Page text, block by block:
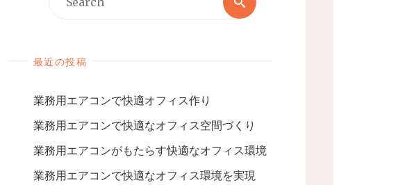
最近の投稿
業務用エアコンで快適オフィス作り
業務用エアコンで快適なオフィス空間づくり
業務用エアコンがもたらす快適なオフィス環境
業務用エアコンで快適なオフィス環境を実現